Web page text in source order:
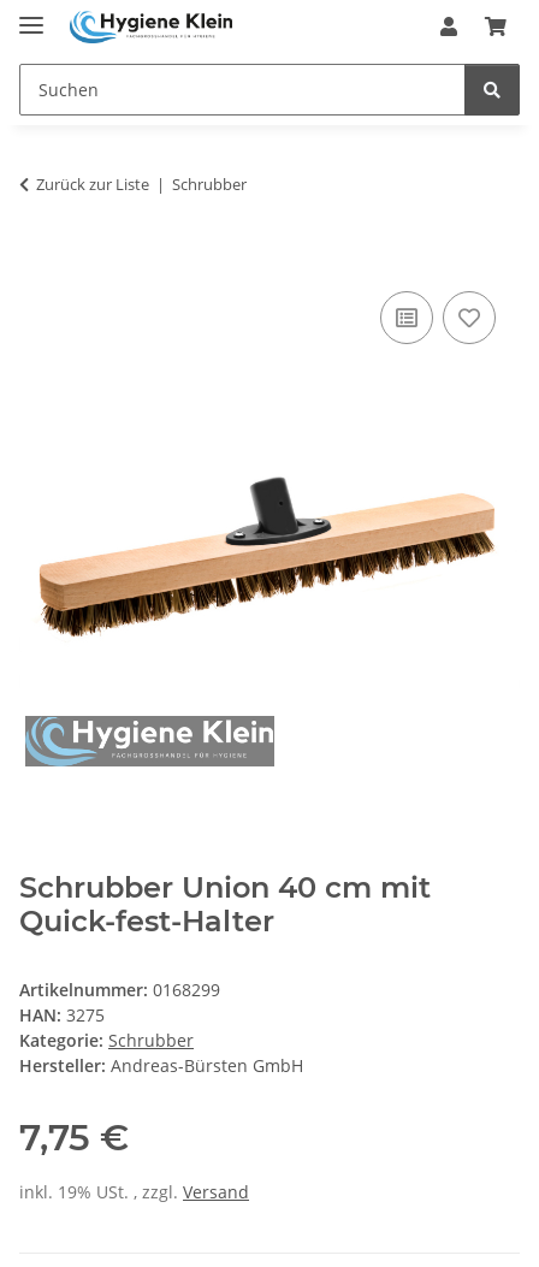
Zurück zur Liste Schrubber
Schrubber Union 40 cm mit
Quick-fest-Halter
Artikelnummer: 0168299
HAN: 3275
Kategorie: Schrubber
Hersteller: Andreas-Bürsten GmbH
7,75 €
inkl. 19% USt. , zzgl. Versand